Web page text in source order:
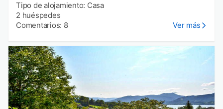
Tipo de alojamiento: Casa
2 huéspedes
Comentarios: 8
Ver más